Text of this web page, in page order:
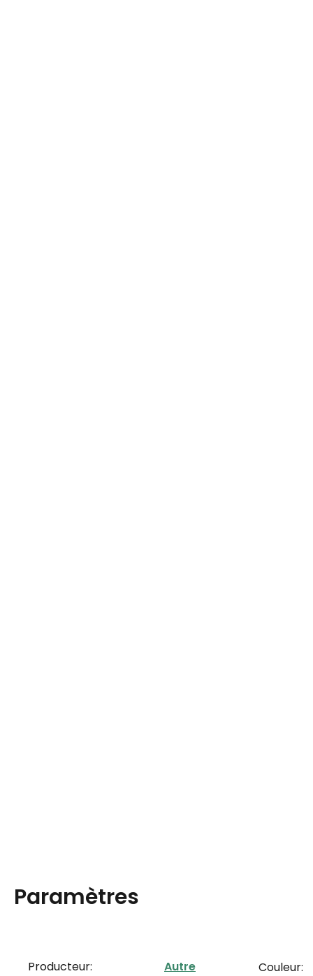
Paramètres
Producteur: Autre Couleur: